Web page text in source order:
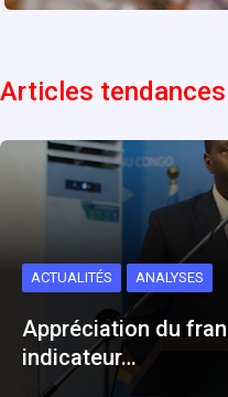
Articles tendances
ACTUALITÉS ANALYSES
Appréciation du
indicateur…